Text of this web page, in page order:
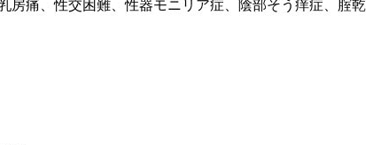
痛、性交困難、性器モニリア症、陰部そう痒症、腟乾